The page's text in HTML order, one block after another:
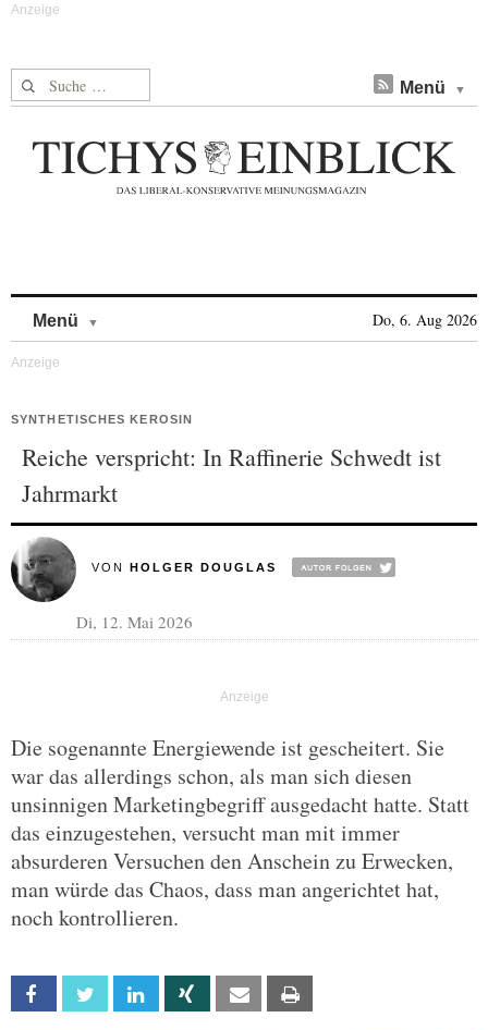
Suche nach: Menü
Menü Do, 6. Aug 2026
SYNTHETISCHES KEROSIN
Reiche verspricht: In Raffinerie Schwedt ist
Jahrmarkt
VON HOLGER DOUGLAS
Di, 12. Mai 2026
Die sogenannte Energiewende ist gescheitert. Sie
war das allerdings schon, als man sich diesen
unsinnigen Marketingbegriff ausgedacht hatte. Statt
das einzugestehen, versucht man mit immer
absurderen Versuchen den Anschein zu Erwecken,
man würde das Chaos, dass man angerichtet hat,
noch kontrollieren.
Facebook Twitter Linkedin Xing Email